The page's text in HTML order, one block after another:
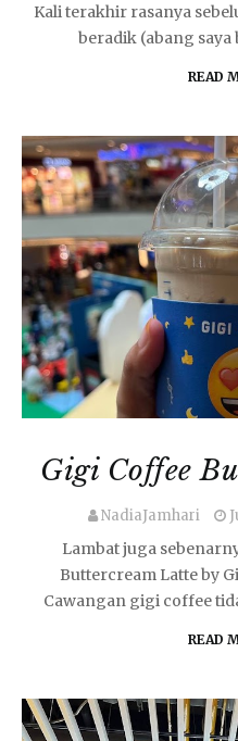
Kali terakhir rasanya
beradik (abang
READ
Gigi Coffee
NadiaJamhari
Lambat juga
Buttercream Latte by
Cawangan gigi coffee
READ